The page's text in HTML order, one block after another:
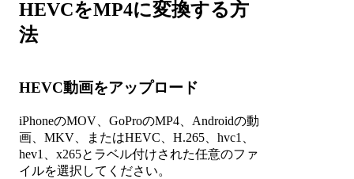
HEVCをMP4に変換する方
法
HEVC動画をアップロード
iPhoneのMOV、GoProのMP4、Androidの動
画、MKV、またはHEVC、H.265、hvc1、
hev1、x265とラベル付けされた任意のファ
イルを選択してください。